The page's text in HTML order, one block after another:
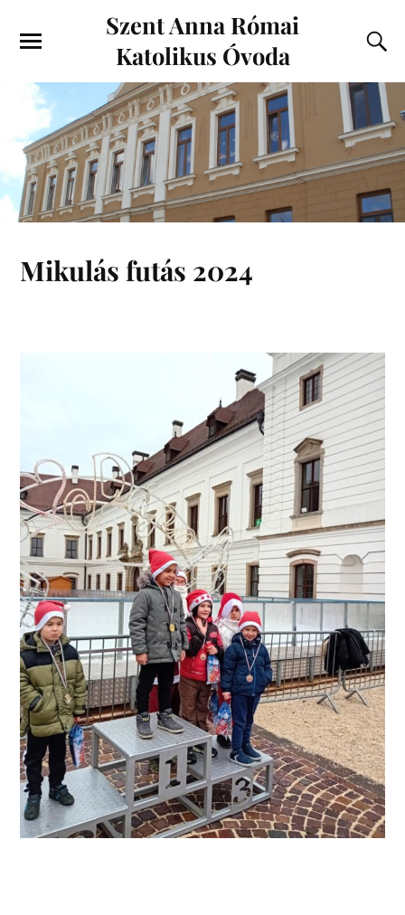
Szent Anna Római
Katolikus Óvoda
Mikulás futás 2024